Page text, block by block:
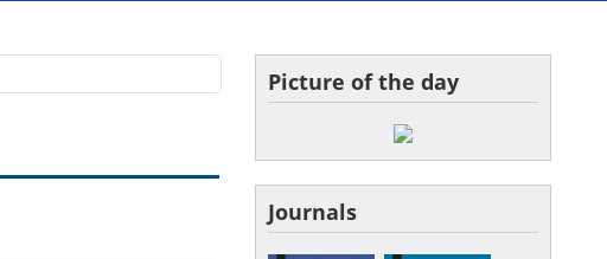
Picture of the day
Journals